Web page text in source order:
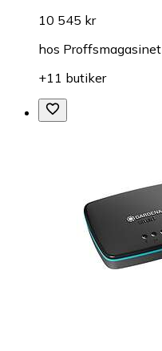
10 545 kr
hos Proffsmagasinet
+11 butiker